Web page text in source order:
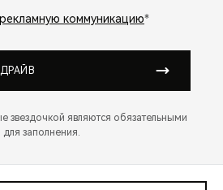
рекламную коммуникацию*
звездочкой являются обязательными
для заполнения.